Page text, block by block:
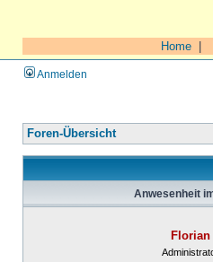
Home
Anmelden
Foren-Übersicht
Anwesenheit
Florian